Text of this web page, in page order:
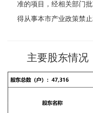
准的项目，经相关部门
得从事本市产业政策禁
主要股东情况